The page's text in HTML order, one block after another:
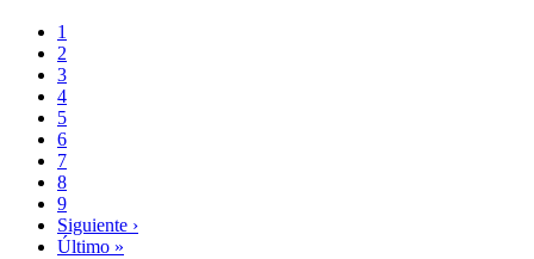
Paginación
Página
actual
1
Page
2
Page
3
Page
4
Page
5
Page
6
Page
7
Page
8
Page
9
Siguiente
página
Siguiente ›
Última
Último »